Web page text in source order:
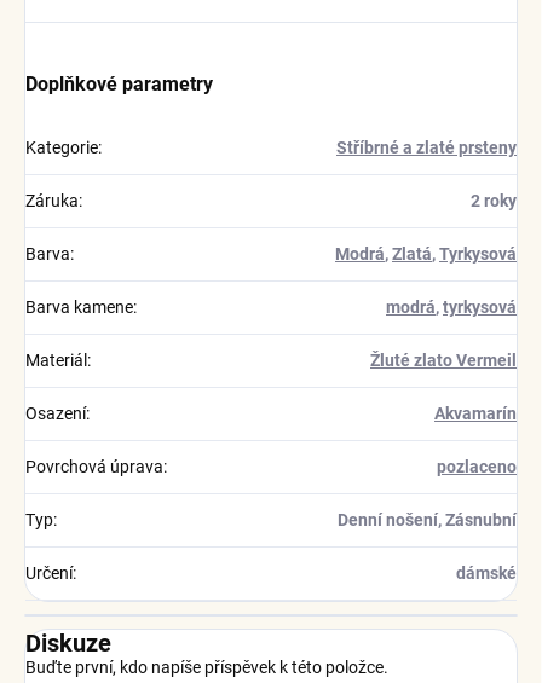
Doplňkové parametry
Kategorie: Stříbrné a zlaté prsteny
Záruka: 2 roky
Barva: Modrá,Zlatá,Tyrkysová
Barva kamene: modrá,tyrkysová
Materiál : Žluté zlato Vermeil
Osazení: Akvamarín
Povrchová úprava: pozlaceno
Typ: Denní nošení, Zásnubní
Určení: dámské
Diskuze
Buďte první, kdo napíše příspěvek k této položce.